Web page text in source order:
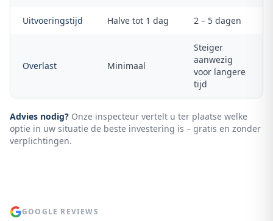
Uitvoeringstijd Halve tot 1 dag 2 – 5 dagen
Overlast Minimaal
Steiger
aanwezig
voor langere
tijd
Advies nodig? Onze inspecteur vertelt u ter plaatse welke
optie in uw situatie de beste investering is – gratis en zonder
verplichtingen.
GOOGLE REVIEWS